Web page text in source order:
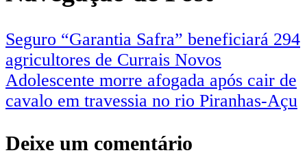
Seguro “Garantia Safra” beneficiará 294
agricultores de Currais Novos
Adolescente morre afogada após cair de
cavalo em travessia no rio Piranhas-Açu
Deixe um comentário